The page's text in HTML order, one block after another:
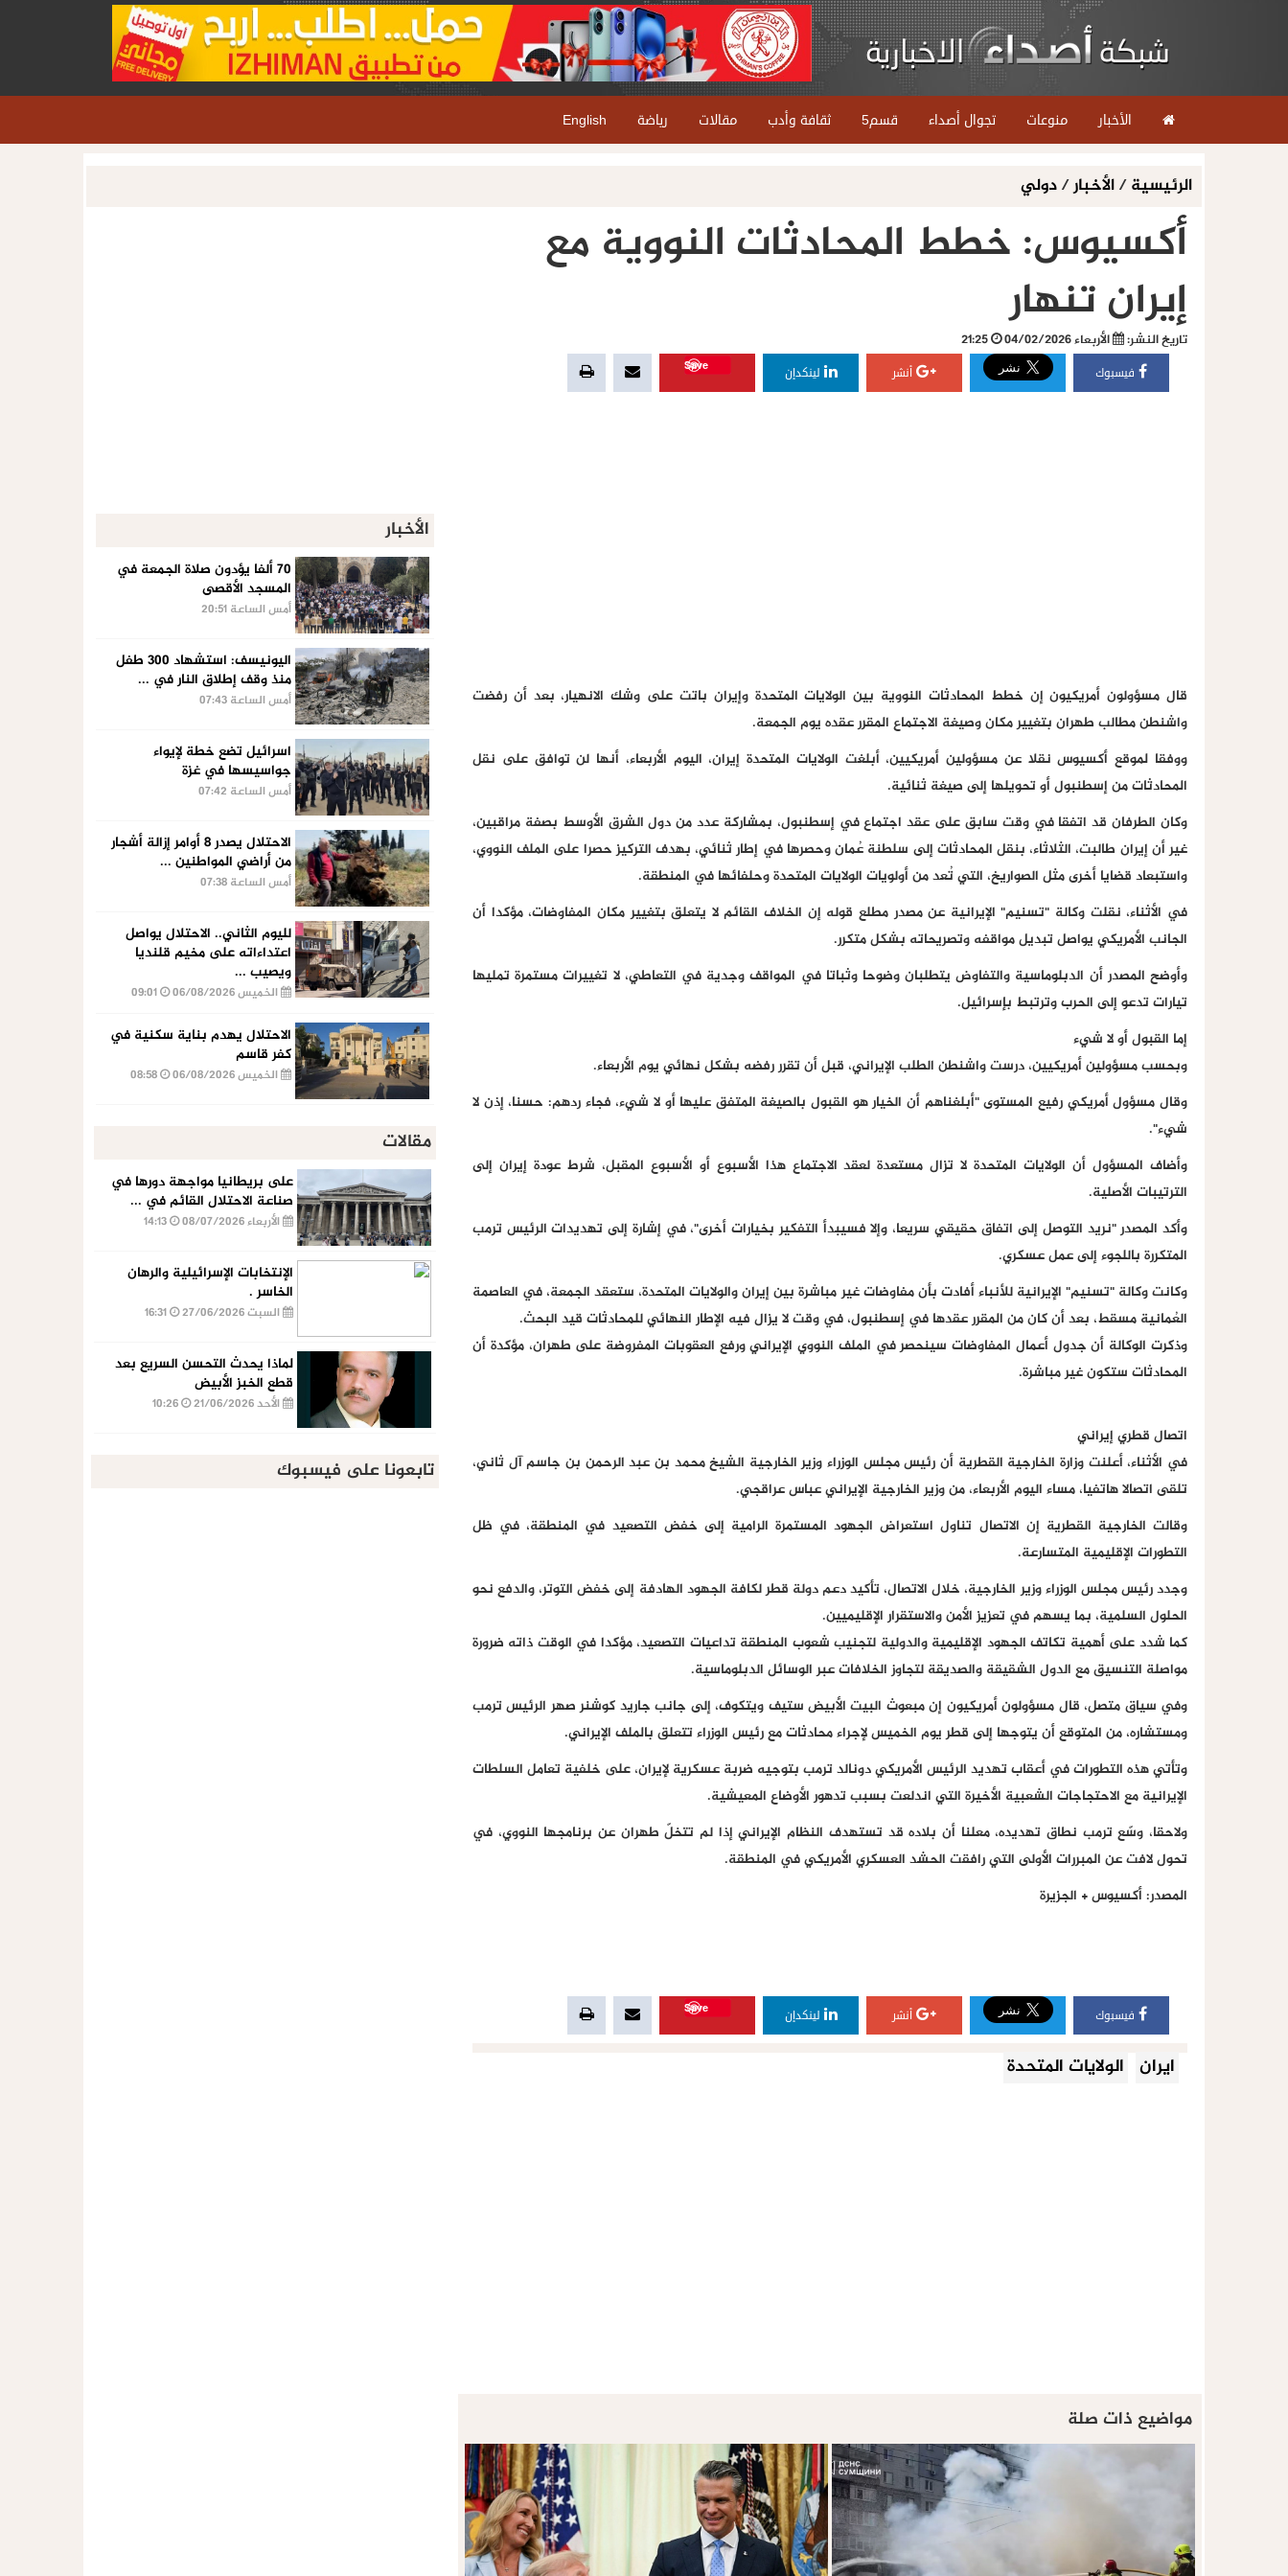
الأخبار منوعات تجوال أصداء قسم5 ثقافة وأدب مقالات رياضة English
الرئيسية/الأخبار/دولي
أكسيوس: خطط المحادثات النووية مع
إيران تنهار
تاريخ النشر: الأربعاء 04/02/2026
فيسبوك أنشر لينكدإن
Save
قال مسؤولون أمريكيون إن خطط المحادثات النووية بين الولايات المتحدة وإيران باتت على وشك الانهيار، بعد أن رفضت
واشنطن مطالب طهران بتغيير مكان وصيغة الاجتماع المقرر عقده يوم الجمعة.
ووفقا لموقع أكسيوس نقلا عن مسؤولين أمريكيين، أبلغت الولايات المتحدة إيران، اليوم الأربعاء، أنها لن توافق على نقل
المحادثات من إسطنبول أو تحويلها إلى صيغة ثنائية.
وكان الطرفان قد اتفقا في وقت سابق على عقد اجتماع في إسطنبول، بمشاركة عدد من دول الشرق الأوسط بصفة مراقبين،
غير أن إيران طالبت، الثلاثاء، بنقل المحادثات إلى سلطنة عُمان وحصرها في إطار ثنائي، بهدف التركيز حصرا على الملف النووي،
واستبعاد قضايا أخرى مثل الصواريخ، التي تُعد من أولويات الولايات المتحدة وحلفائها في المنطقة.
في الأثناء، نقلت وكالة "تسنيم" الإيرانية عن مصدر مطلع قوله إن الخلاف القائم لا يتعلق بتغيير مكان المفاوضات، مؤكدا أن
الجانب الأمريكي يواصل تبديل مواقفه وتصريحاته بشكل متكرر.
وأوضح المصدر أن الدبلوماسية والتفاوض يتطلبان وضوحا وثباتا في المواقف وجدية في التعاطي، لا تغييرات مستمرة تمليها
تيارات تدعو إلى الحرب وترتبط بإسرائيل.
إما القبول أو لا شيء
وبحسب مسؤولين أمريكيين، درست واشنطن الطلب الإيراني، قبل أن تقرر رفضه بشكل نهائي يوم الأربعاء.
وقال مسؤول أمريكي رفيع المستوى "أبلغناهم أن الخيار هو القبول بالصيغة المتفق عليها أو لا شيء، فجاء ردهم: حسنا، إذن لا
شيء".
وأضاف المسؤول أن الولايات المتحدة لا تزال مستعدة لعقد الاجتماع هذا الأسبوع أو الأسبوع المقبل، شرط عودة إيران إلى
الترتيبات الأصلية.
وأكد المصدر "نريد التوصل إلى اتفاق حقيقي سريعا، وإلا فسيبدأ التفكير بخيارات أخرى"، في إشارة إلى تهديدات الرئيس ترمب
المتكررة باللجوء إلى عمل عسكري.
وكانت وكالة "تسنيم" الإيرانية للأنباء أفادت بأن مفاوضات غير مباشرة بين إيران والولايات المتحدة، ستعقد الجمعة، في العاصمة
العُمانية مسقط، بعد أن كان من المقرر عقدها في إسطنبول، في وقت لا يزال فيه الإطار النهائي للمحادثات قيد البحث.
وذكرت الوكالة أن جدول أعمال المفاوضات سينحصر في الملف النووي الإيراني ورفع العقوبات المفروضة على طهران، مؤكدة أن
المحادثات ستكون غير مباشرة.
اتصال قطري إيراني
في الأثناء، أعلنت وزارة الخارجية القطرية أن رئيس مجلس الوزراء وزير الخارجية الشيخ محمد بن عبد الرحمن بن جاسم آل ثاني،
تلقى اتصالا هاتفيا، مساء اليوم الأربعاء، من وزير الخارجية الإيراني عباس عراقجي.
وقالت الخارجية القطرية إن الاتصال تناول استعراض الجهود المستمرة الرامية إلى خفض التصعيد في المنطقة، في ظل
التطورات الإقليمية المتسارعة.
وجدد رئيس مجلس الوزراء وزير الخارجية، خلال الاتصال، تأكيد دعم دولة قطر لكافة الجهود الهادفة إلى خفض التوتر، والدفع نحو
الحلول السلمية، بما يسهم في تعزيز الأمن والاستقرار الإقليميين.
كما شدد على أهمية تكاتف الجهود الإقليمية والدولية لتجنيب شعوب المنطقة تداعيات التصعيد، مؤكدا في الوقت ذاته ضرورة
مواصلة التنسيق مع الدول الشقيقة والصديقة لتجاوز الخلافات عبر الوسائل الدبلوماسية.
وفي سياق متصل، قال مسؤولون أمريكيون إن مبعوث البيت الأبيض ستيف ويتكوف، إلى جانب جاريد كوشنر صهر الرئيس ترمب
ومستشاره، من المتوقع أن يتوجها إلى قطر يوم الخميس لإجراء محادثات مع رئيس الوزراء تتعلق بالملف الإيراني.
وتأتي هذه التطورات في أعقاب تهديد الرئيس الأمريكي دونالد ترمب بتوجيه ضربة عسكرية لإيران، على خلفية تعامل السلطات
الإيرانية مع الاحتجاجات الشعبية الأخيرة التي اندلعت بسبب تدهور الأوضاع المعيشية.
ولاحقا، وسّع ترمب نطاق تهديده، معلنا أن بلاده قد تستهدف النظام الإيراني إذا لم تتخلّ طهران عن برنامجها النووي، في
تحول لافت عن المبررات الأولى التي رافقت الحشد العسكري الأمريكي في المنطقة.
المصدر: أكسيوس + الجزيرة
فيسبوك أنشر لينكدإن
Save
ايران الولايات المتحدة
مواضيع ذات صلة
الأخبار
70 ألفا يؤدون صلاة الجمعة في
المسجد الأقصى
أمس الساعة 20:51
اليونيسف: استشهاد 300 طفل
منذ وقف إطلاق النار في ...
أمس الساعة 07:43
اسرائيل تضع خطة لإيواء
جواسيسها في غزة
أمس الساعة 07:42
الاحتلال يصدر 8 أوامر إزالة أشجار
من أراضي المواطنين ...
أمس الساعة 07:38
لليوم الثاني.. الاحتلال يواصل
اعتداءاته على مخيم قلنديا
ويصيب ...
الخميس 06/08/2026
الاحتلال يهدم بناية سكنية في
كفر قاسم
الخميس 06/08/2026
مقالات
على بريطانيا مواجهة دورها في
صناعة الاحتلال القائم في ...
الأربعاء 08/07/2026
الإنتخابات الإسرائيلية والرهان
الخاسر .
السبت 27/06/2026
لماذا يحدث التحسن السريع بعد
قطع الخبز الأبيض
الأحد 21/06/2026
تابعونا على فيسبوك